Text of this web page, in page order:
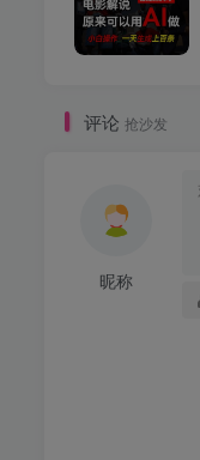
评论 抢沙发
昵称